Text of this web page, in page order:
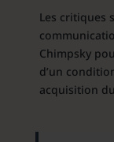
Les critiques
Chimpsky
d’un
acquisition